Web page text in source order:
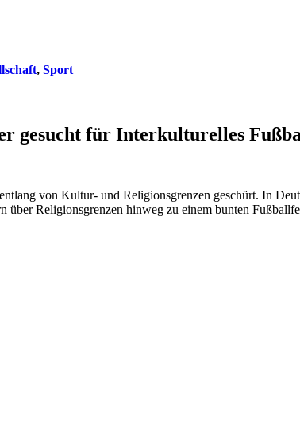
, Sport
gesucht für Interkulturelles
von Kultur- und Religionsgrenzen geschürt. In
über Religionsgrenzen hinweg zu einem bunten